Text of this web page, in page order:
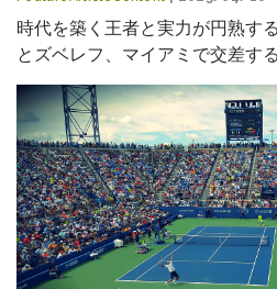
時代を築く王者と実力が円熟
とズベレフ、マイアミで交差す